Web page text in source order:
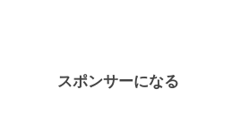
プログラム
スポンサーになる